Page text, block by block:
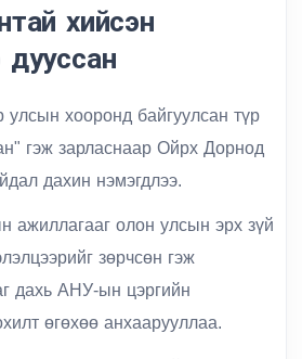
хийсэн
хооронд байгуулсан түр
гэж зарласнаар Ойрх Дорнод
дахин нэмэгдлээ.
олон улсын эрх зүй
зөрчсөн гэж
дахь АНУ-ын цэргийн
өгөхөө анхаарууллаа.